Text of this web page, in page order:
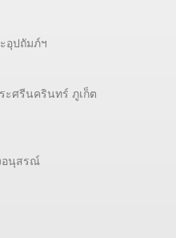
อุปถัมภ์ฯ
ะศรีนครินทร์ ภูเก็ต
อนุสรณ์